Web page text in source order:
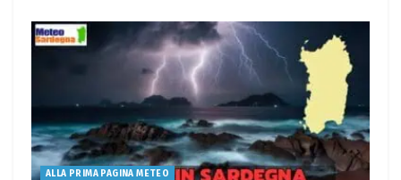
ALLA PRIMA PAGINA METEO